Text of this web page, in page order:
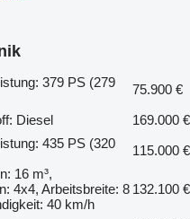
379 PS (279
75.900 €
Diesel
169.000 €
435 PS (320
115.000 €
16 m³,
4x4, Arbeitsbreite: 8
40 km/h
132.100 €